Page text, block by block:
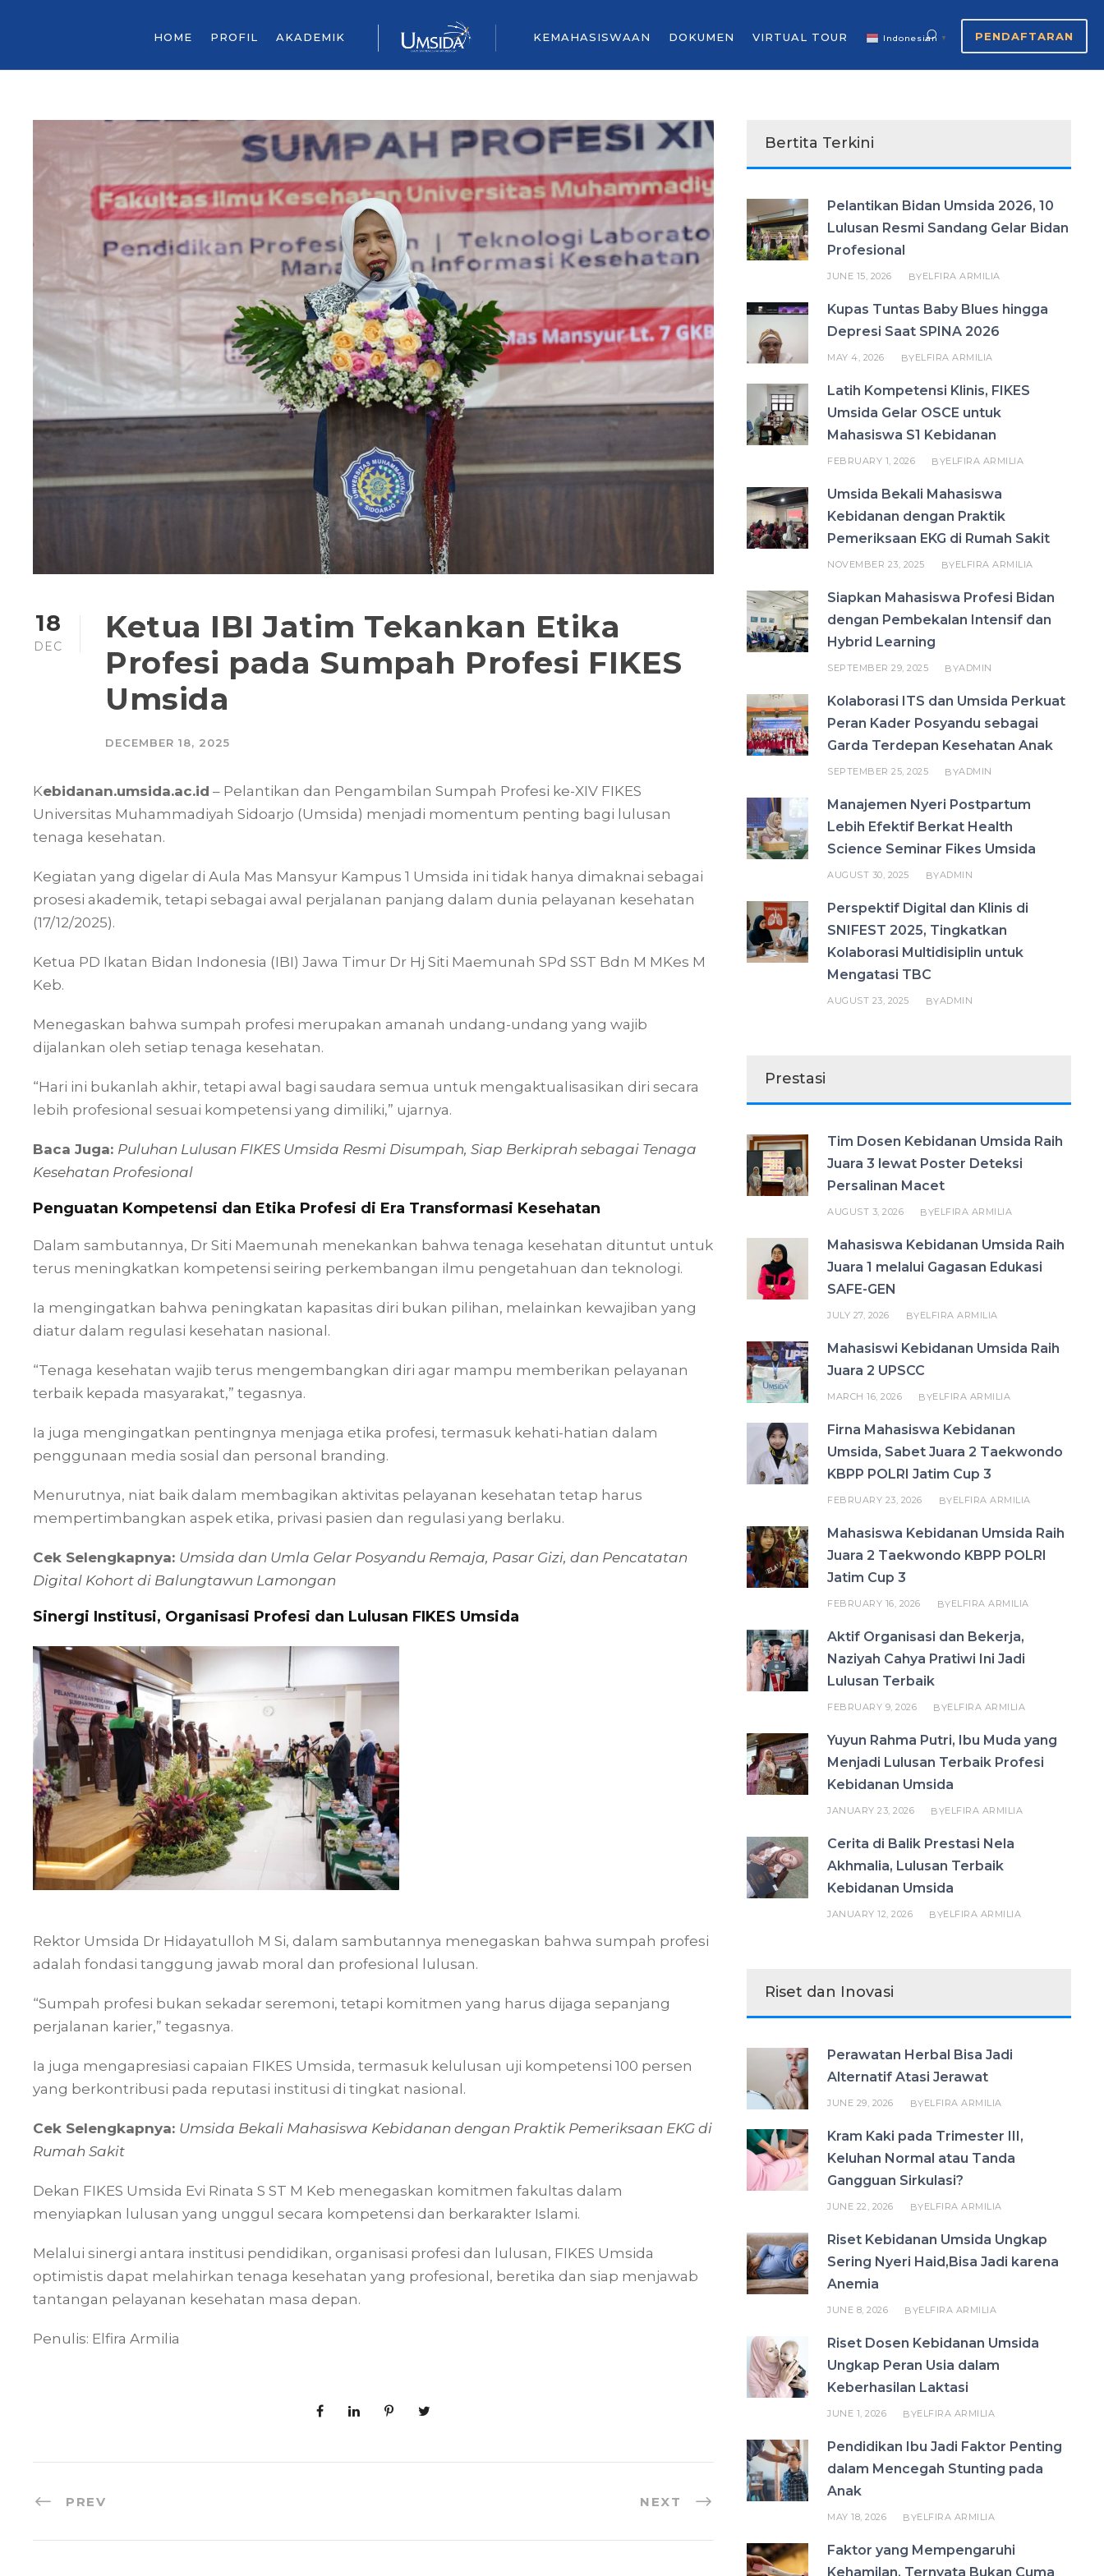
HOME PROFIL AKADEMIK KEMAHASISWAAN DOKUMEN VIRTUAL TOUR Indonesian ▼ PENDAFTARAN
18
DEC
Ketua IBI Jatim Tekankan Etika
Profesi pada Sumpah Profesi FIKES
Umsida
DECEMBER 18, 2025
Kebidanan.umsida.ac.id – Pelantikan dan Pengambilan Sumpah Profesi ke-XIV FIKES
Universitas Muhammadiyah Sidoarjo (Umsida) menjadi momentum penting bagi lulusan
tenaga kesehatan.
Kegiatan yang digelar di Aula Mas Mansyur Kampus 1 Umsida ini tidak hanya dimaknai sebagai
prosesi akademik, tetapi sebagai awal perjalanan panjang dalam dunia pelayanan kesehatan
(17/12/2025).
Ketua PD Ikatan Bidan Indonesia (IBI) Jawa Timur Dr Hj Siti Maemunah SPd SST Bdn M MKes M
Keb.
Menegaskan bahwa sumpah profesi merupakan amanah undang-undang yang wajib
dijalankan oleh setiap tenaga kesehatan.
“Hari ini bukanlah akhir, tetapi awal bagi saudara semua untuk mengaktualisasikan diri secara
lebih profesional sesuai kompetensi yang dimiliki,” ujarnya.
Baca Juga: Puluhan Lulusan FIKES Umsida Resmi Disumpah, Siap Berkiprah sebagai Tenaga
Kesehatan Profesional
Penguatan Kompetensi dan Etika Profesi di Era Transformasi Kesehatan
Dalam sambutannya, Dr Siti Maemunah menekankan bahwa tenaga kesehatan dituntut untuk
terus meningkatkan kompetensi seiring perkembangan ilmu pengetahuan dan teknologi.
Ia mengingatkan bahwa peningkatan kapasitas diri bukan pilihan, melainkan kewajiban yang
diatur dalam regulasi kesehatan nasional.
“Tenaga kesehatan wajib terus mengembangkan diri agar mampu memberikan pelayanan
terbaik kepada masyarakat,” tegasnya.
Ia juga mengingatkan pentingnya menjaga etika profesi, termasuk kehati-hatian dalam
penggunaan media sosial dan personal branding.
Menurutnya, niat baik dalam membagikan aktivitas pelayanan kesehatan tetap harus
mempertimbangkan aspek etika, privasi pasien dan regulasi yang berlaku.
Cek Selengkapnya: Umsida dan Umla Gelar Posyandu Remaja, Pasar Gizi, dan Pencatatan
Digital Kohort di Balungtawun Lamongan
Sinergi Institusi, Organisasi Profesi dan Lulusan FIKES Umsida
Rektor Umsida Dr Hidayatulloh M Si, dalam sambutannya menegaskan bahwa sumpah profesi
adalah fondasi tanggung jawab moral dan profesional lulusan.
“Sumpah profesi bukan sekadar seremoni, tetapi komitmen yang harus dijaga sepanjang
perjalanan karier,” tegasnya.
Ia juga mengapresiasi capaian FIKES Umsida, termasuk kelulusan uji kompetensi 100 persen
yang berkontribusi pada reputasi institusi di tingkat nasional.
Cek Selengkapnya: Umsida Bekali Mahasiswa Kebidanan dengan Praktik Pemeriksaan EKG di
Rumah Sakit
Dekan FIKES Umsida Evi Rinata S ST M Keb menegaskan komitmen fakultas dalam
menyiapkan lulusan yang unggul secara kompetensi dan berkarakter Islami.
Melalui sinergi antara institusi pendidikan, organisasi profesi dan lulusan, FIKES Umsida
optimistis dapat melahirkan tenaga kesehatan yang profesional, beretika dan siap menjawab
tantangan pelayanan kesehatan masa depan.
Penulis: Elfira Armilia
PREV NEXT
Bertita Terkini
Pelantikan Bidan Umsida 2026, 10
Lulusan Resmi Sandang Gelar Bidan
Profesional
JUNE 15, 2026 BYELFIRA ARMILIA
Kupas Tuntas Baby Blues hingga
Depresi Saat SPINA 2026
MAY 4, 2026 BYELFIRA ARMILIA
Latih Kompetensi Klinis, FIKES
Umsida Gelar OSCE untuk
Mahasiswa S1 Kebidanan
FEBRUARY 1, 2026 BYELFIRA ARMILIA
Umsida Bekali Mahasiswa
Kebidanan dengan Praktik
Pemeriksaan EKG di Rumah Sakit
NOVEMBER 23, 2025 BYELFIRA ARMILIA
Siapkan Mahasiswa Profesi Bidan
dengan Pembekalan Intensif dan
Hybrid Learning
SEPTEMBER 29, 2025 BYADMIN
Kolaborasi ITS dan Umsida Perkuat
Peran Kader Posyandu sebagai
Garda Terdepan Kesehatan Anak
SEPTEMBER 25, 2025 BYADMIN
Manajemen Nyeri Postpartum
Lebih Efektif Berkat Health
Science Seminar Fikes Umsida
AUGUST 30, 2025 BYADMIN
Perspektif Digital dan Klinis di
SNIFEST 2025, Tingkatkan
Kolaborasi Multidisiplin untuk
Mengatasi TBC
AUGUST 23, 2025 BYADMIN
Prestasi
Tim Dosen Kebidanan Umsida Raih
Juara 3 lewat Poster Deteksi
Persalinan Macet
AUGUST 3, 2026 BYELFIRA ARMILIA
Mahasiswa Kebidanan Umsida Raih
Juara 1 melalui Gagasan Edukasi
SAFE-GEN
JULY 27, 2026 BYELFIRA ARMILIA
Mahasiswi Kebidanan Umsida Raih
Juara 2 UPSCC
MARCH 16, 2026 BYELFIRA ARMILIA
Firna Mahasiswa Kebidanan
Umsida, Sabet Juara 2 Taekwondo
KBPP POLRI Jatim Cup 3
FEBRUARY 23, 2026 BYELFIRA ARMILIA
Mahasiswa Kebidanan Umsida Raih
Juara 2 Taekwondo KBPP POLRI
Jatim Cup 3
FEBRUARY 16, 2026 BYELFIRA ARMILIA
Aktif Organisasi dan Bekerja,
Naziyah Cahya Pratiwi Ini Jadi
Lulusan Terbaik
FEBRUARY 9, 2026 BYELFIRA ARMILIA
Yuyun Rahma Putri, Ibu Muda yang
Menjadi Lulusan Terbaik Profesi
Kebidanan Umsida
JANUARY 23, 2026 BYELFIRA ARMILIA
Cerita di Balik Prestasi Nela
Akhmalia, Lulusan Terbaik
Kebidanan Umsida
JANUARY 12, 2026 BYELFIRA ARMILIA
Riset dan Inovasi
Perawatan Herbal Bisa Jadi
Alternatif Atasi Jerawat
JUNE 29, 2026 BYELFIRA ARMILIA
Kram Kaki pada Trimester III,
Keluhan Normal atau Tanda
Gangguan Sirkulasi?
JUNE 22, 2026 BYELFIRA ARMILIA
Riset Kebidanan Umsida Ungkap
Sering Nyeri Haid,Bisa Jadi karena
Anemia
JUNE 8, 2026 BYELFIRA ARMILIA
Riset Dosen Kebidanan Umsida
Ungkap Peran Usia dalam
Keberhasilan Laktasi
JUNE 1, 2026 BYELFIRA ARMILIA
Pendidikan Ibu Jadi Faktor Penting
dalam Mencegah Stunting pada
Anak
MAY 18, 2026 BYELFIRA ARMILIA
Faktor yang Mempengaruhi
Kehamilan, Ternyata Bukan Cuma